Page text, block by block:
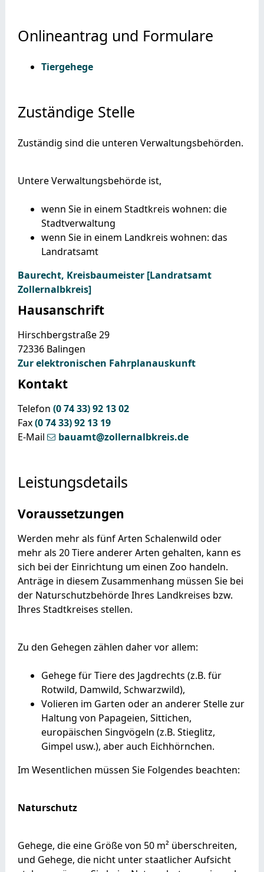
Onlineantrag und Formulare
Tiergehege
Zuständige Stelle
Zuständig sind die unteren Verwaltungsbehörden.
Untere Verwaltungsbehörde ist,
wenn Sie in einem Stadtkreis wohnen: die
Stadtverwaltung
wenn Sie in einem Landkreis wohnen: das
Landratsamt
Baurecht, Kreisbaumeister [Landratsamt
Zollernalbkreis]
Hausanschrift
Hirschbergstraße 29
72336 Balingen
Zur elektronischen Fahrplanauskunft
Kontakt
Telefon (07433) 92 1302
Fax(07433) 92 13 19
E-Mail
bauamt@zollernalbkreis.de
Leistungsdetails
Voraussetzungen
Werden mehr als fünf Arten Schalenwild oder
mehr als 20 Tiere anderer Arten gehalten, kann es
sich bei der Einrichtung um einen Zoo handeln.
Anträge in diesem Zusammenhang müssen Sie bei
der Naturschutzbehörde Ihres Landkreises bzw.
Ihres Stadtkreises stellen.
Zu den Gehegen zählen daher vor allem:
Gehege für Tiere des Jagdrechts (z.B. für
Rotwild, Damwild, Schwarzwild),
Volieren im Garten oder an anderer Stelle zur
Haltung von Papageien, Sittichen,
europäischen Singvögeln (z.B. Stieglitz,
Gimpel usw.), aber auch Eichhörnchen.
Im Wesentlichen müssen Sie Folgendes beachten:
Naturschutz
Gehege, die eine Größe von 50 m² überschreiten,
und Gehege, die nicht unter staatlicher Aufsicht